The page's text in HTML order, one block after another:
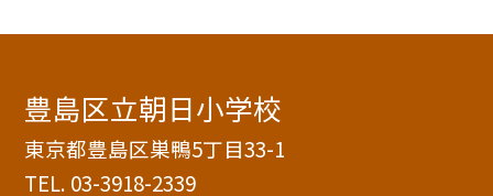
豊島区立朝日小学校
東京都豊島区巣鴨5丁目33-1
TEL. 03-3918-2339